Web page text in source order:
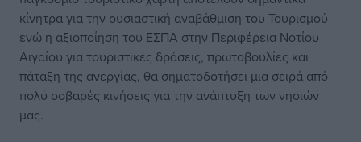
κίνητρα για την ουσιαστική αναβάθμιση του Τουρισμού
ενώ η αξιοποίηση του ΕΣΠΑ στην Περιφέρεια Νοτίου
Αιγαίου για τουριστικές δράσεις, πρωτοβουλίες και
πάταξη της ανεργίας, θα σηματοδοτήσει μια σειρά από
πολύ σοβαρές κινήσεις για την ανάπτυξη των νησιών
μας.